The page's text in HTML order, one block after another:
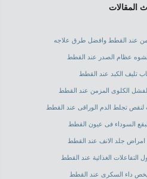
المقالات
عند القطط وافضل طرق علاجه
عظام الصدر عند القطط
تليف الكبد عند القطط
الكلوى المزمن عند القطط
تجلط الدم الوراقى عند القطط
السوداء فى عيون القطط
جلد الانف عند القطط
التفاعلات الغذائية عند القطط
داء السكرى عند القطط